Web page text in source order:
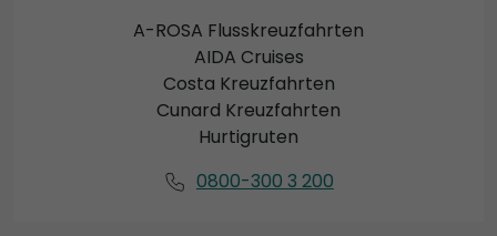
A-ROSA Flusskreuzfahrten
AIDA Cruises
Costa Kreuzfahrten
Cunard Kreuzfahrten
Hurtigruten
0800-300 3 200